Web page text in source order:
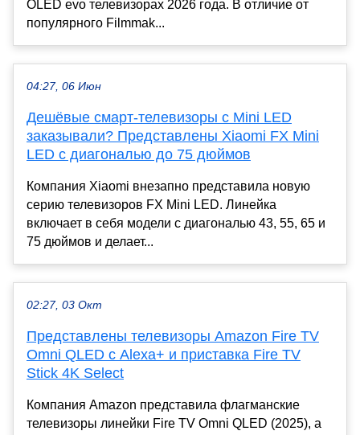
OLED evo телевизорах 2026 года. В отличие от
популярного Filmmak...
04:27, 06 Июн
Дешёвые смарт-телевизоры с Mini LED
заказывали? Представлены Xiaomi FX Mini
LED с диагональю до 75 дюймов
Компания Xiaomi внезапно представила новую
серию телевизоров FX Mini LED. Линейка
включает в себя модели с диагональю 43, 55, 65 и
75 дюймов и делает...
02:27, 03 Окт
Представлены телевизоры Amazon Fire TV
Omni QLED с Alexa+ и приставка Fire TV
Stick 4K Select
Компания Amazon представила флагманские
телевизоры линейки Fire TV Omni QLED (2025), а